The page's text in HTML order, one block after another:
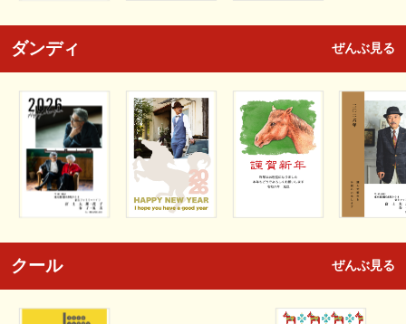
ダンディ ぜんぶ見る
クール ぜんぶ見る